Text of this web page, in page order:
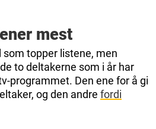
mest
som topper listene, men
to deltakerne som i år har
programmet. Den ene for å gi
og den andre fordi